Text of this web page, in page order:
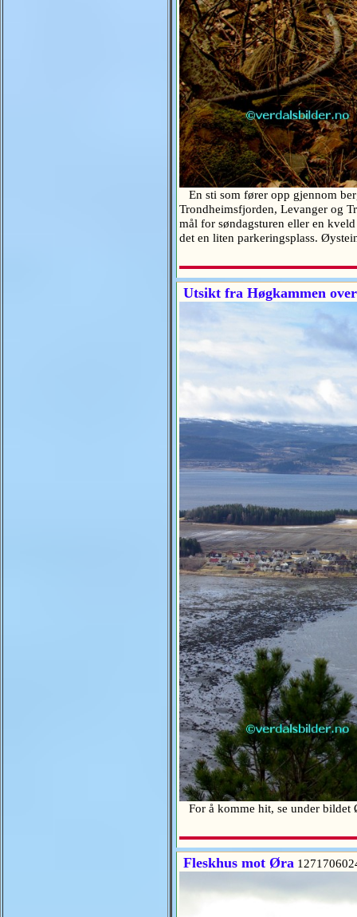
En sti som fører opp gjennom
Trondheimsfjorden, Levanger og
mål for søndagsturen eller en
det en liten parkeringsplass.
Utsikt fra Høgkammen
For å komme hit, se under
Fleskhus mot Øra